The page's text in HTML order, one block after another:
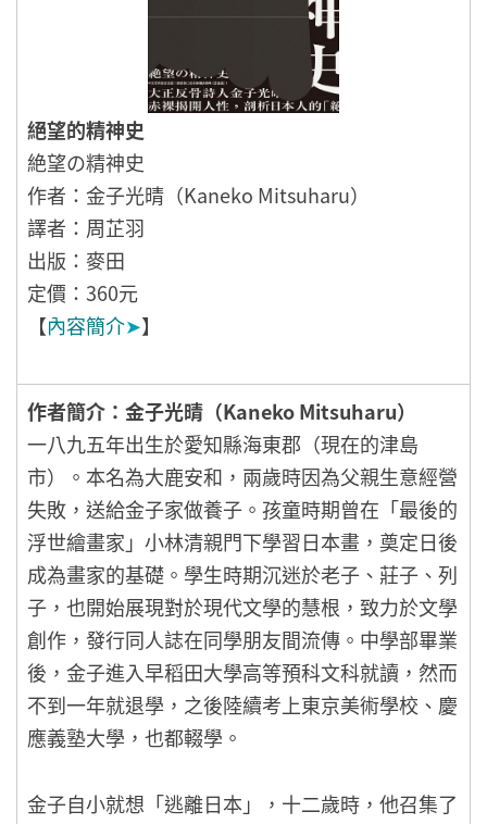
絕望的精神史
絶望の精神史
作者：金子光晴（Kaneko Mitsuharu）
譯者：周芷羽
出版：麥田
定價：360元
【內容簡介➤】
作者簡介：金子光晴（Kaneko Mitsuharu）
一八九五年出生於愛知縣海東郡（現在的津島
市）。本名為大鹿安和，兩歲時因為父親生意經營
失敗，送給金子家做養子。孩童時期曾在「最後的
浮世繪畫家」小林清親門下學習日本畫，奠定日後
成為畫家的基礎。學生時期沉迷於老子、莊子、列
子，也開始展現對於現代文學的慧根，致力於文學
創作，發行同人誌在同學朋友間流傳。中學部畢業
後，金子進入早稻田大學高等預科文科就讀，然而
不到一年就退學，之後陸續考上東京美術學校、慶
應義塾大學，也都輟學。
金子自小就想「逃離日本」，十二歲時，他召集了